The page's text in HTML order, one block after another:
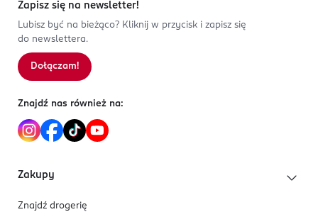
Zapisz się na newsletter!
Lubisz być na bieżąco? Kliknij w przycisk i zapisz się
do newslettera.
Dołączam!
Znajdź nas również na:
Zakupy
Znajdź drogerię